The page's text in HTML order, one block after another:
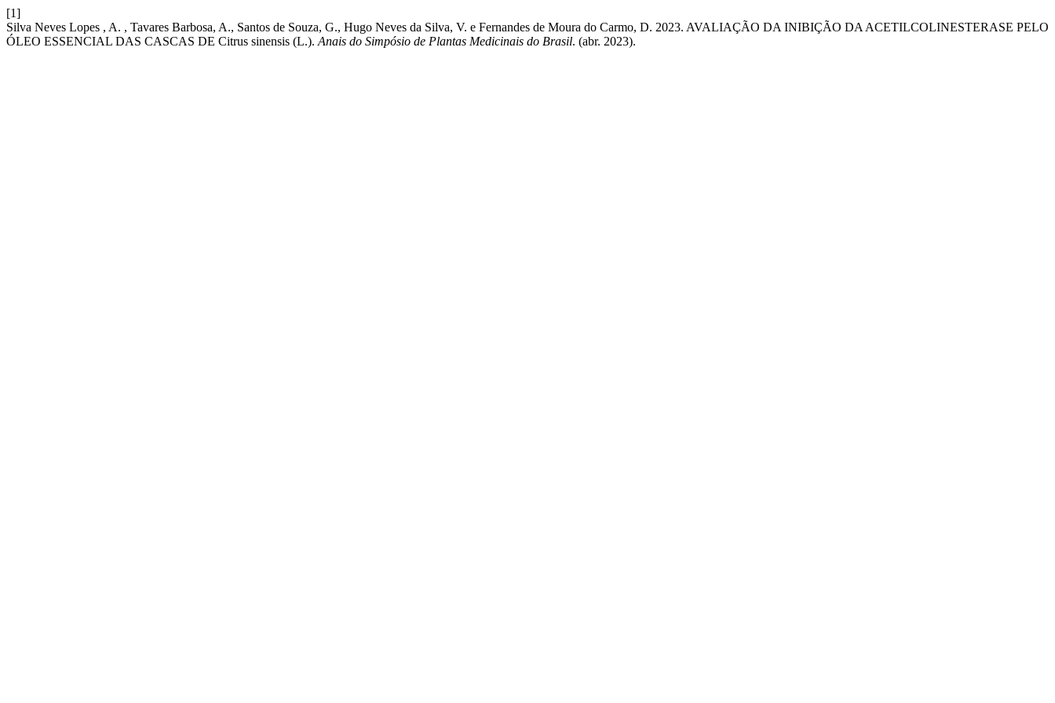
[1]
Silva Neves Lopes , A. , Tavares Barbosa, A., Santos de Souza, G., Hugo Neves da Silva, V. e Fernandes de Moura do Carmo, D. 2023. AVALIAÇÃO DA INIBIÇÃO DA ACETILCOLINESTERASE PELO
ÓLEO ESSENCIAL DAS CASCAS DE Citrus sinensis (L.). Anais do Simpósio de Plantas Medicinais do Brasil. (abr. 2023).